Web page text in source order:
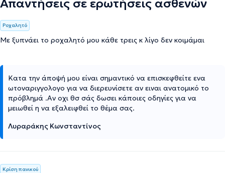
Απαντήσεις σε ερωτήσεις ασθενών
Ροχαλητό
Με ξυπνάει το ροχαλητό μου κάθε τρεις κ λίγο δεν κοιμάμαι
Κατα την άποψή μου είναι σημαντικό να επισκεφθείτε ενα
ωτοναριγγολογο για να διερευνίσετε αν ειναι ανατομικό το
πρόβλημά .Αν οχι θσ σάς δωσει κάποιες οδηγίες για να
μειωθεί η να εξαλειφθεί το θέμα σας.
Λυραράκης Κωνσταντίνος
Κρίση πανικού